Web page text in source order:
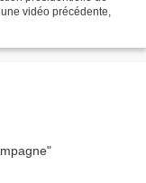
vidéo précédente,